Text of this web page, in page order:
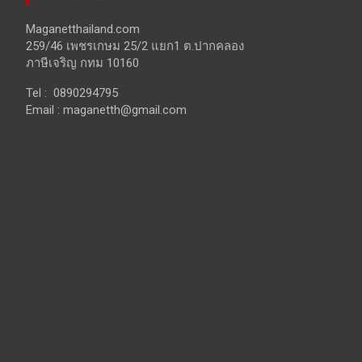
Maganetthailand.com
259/46 เพชรเกษม 25/2 แยก1 ต.ปากคลอง
ภาษีเจริญ กทม 10160
Tel : 0890294795
Email : maganetth@gmail.com